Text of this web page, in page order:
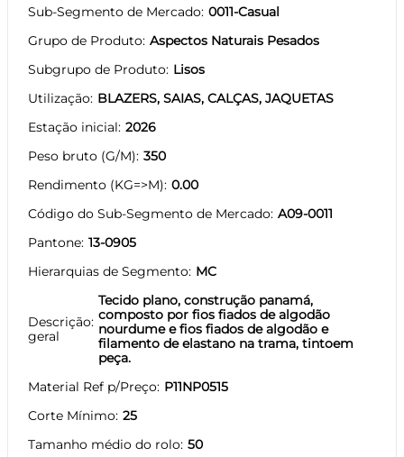
Sub-Segmento de Mercado 0011-Casual
Grupo de Produto Aspectos Naturais Pesados
Subgrupo de Produto Lisos
Utilização BLAZERS, SAIAS, CALÇAS, JAQUETAS
Estação inicial 2026
Peso bruto (G/M) 350
Rendimento (KG=>M) 0.00
Código do Sub-Segmento de Mercado A09-0011
Pantone 13-0905
Hierarquias de Segmento MC
Descrição
geral
Tecido plano, construção panamá,
composto por fios fiados de algodão
nourdume e fios fiados de algodão e
filamento de elastano na trama, tintoem
peça.
Material Ref p/Preço P11NP0515
Corte Mínimo 25
Tamanho médio do rolo 50